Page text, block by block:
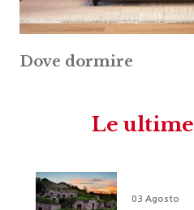
Dove dormire
Le
03 Agosto